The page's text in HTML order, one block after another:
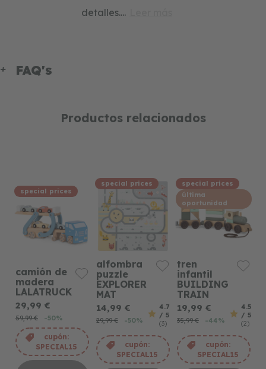
detalles....
FAQ's
Productos relacionados
special prices
camión de
madera
LALATRUCK
29,99 €
59,99 € -50%
cupón:
SPECIAL15
special prices
alfombra
puzzle
EXPLORER
MAT
14,99 €
29,99 € -50%
4.7
/ 5
(3)
cupón:
SPECIAL15
special prices
última
oportunidad
tren
infantil
BUILDING
TRAIN
19,99 €
35,99 € -44%
4.5
/ 5
(2)
cupón:
SPECIAL15